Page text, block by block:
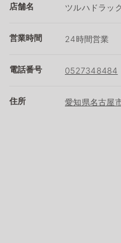
店舗名 ツルハドラッ
営業時間 24時間営業
電話番号 0527348484
住所 愛知県名古屋